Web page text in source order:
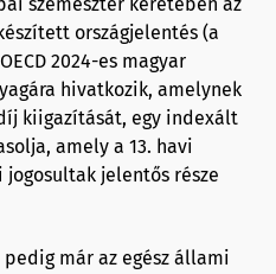
országjelentés (a
2024-es magyar
hivatkozik, amelynek
kiigazítását, egy indexált
amely a 13. havi
jelentős része
már az egész állami